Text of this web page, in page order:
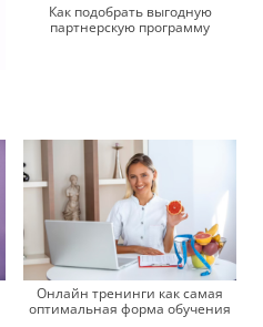
Как подобрать выгодную
партнерскую программу
Онлайн тренинги как самая
оптимальная форма обучения